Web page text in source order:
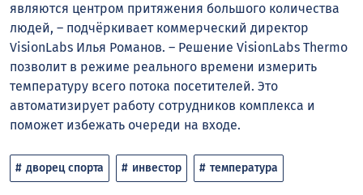
являются центром притяжения большого количества
людей, – подчёркивает коммерческий директор
VisionLabs Илья Романов. – Решение VisionLabs Thermo
позволит в режиме реального времени измерить
температуру всего потока посетителей. Это
автоматизирует работу сотрудников комплекса и
поможет избежать очереди на входе.
дворец спорта инвестор температура